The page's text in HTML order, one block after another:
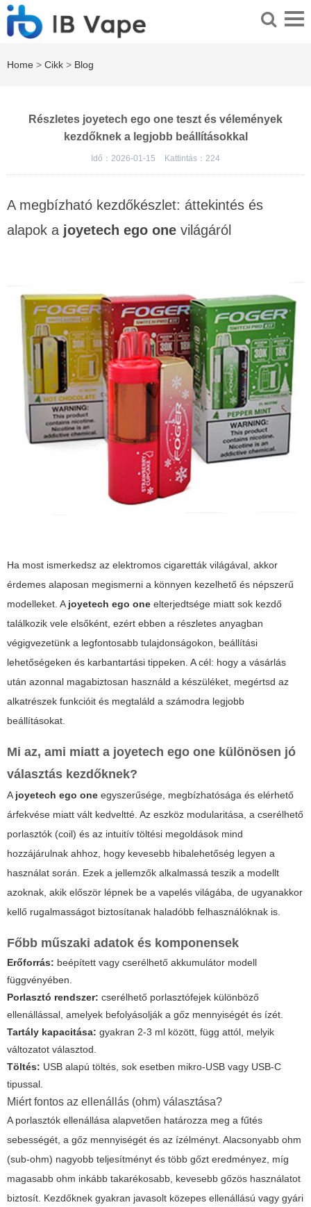
Home > Cikk > Blog
Részletes joyetech ego one teszt és vélemények
kezdőknek a legjobb beállításokkal
Idő：2026-01-15 Kattintás： 224
A megbízható kezdőkészlet: áttekintés és
alapok a joyetech ego one világáról
Ha most ismerkedsz az elektromos cigaretták világával, akkor
érdemes alaposan megismerni a könnyen kezelhető és népszerű
modelleket. Ajoyetech ego one elterjedtsége miatt sok kezdő
találkozik vele elsőként, ezért ebben a részletes anyagban
végigvezetünk a legfontosabb tulajdonságokon, beállítási
lehetőségeken és karbantartási tippeken. A cél: hogy a vásárlás
után azonnal magabiztosan használd a készüléket, megértsd az
alkatrészek funkcióit és megtaláld a számodra legjobb
beállításokat.
Mi az, ami miatt a joyetech ego one különösen jó
választás kezdőknek?
Ajoyetech ego one egyszerűsége, megbízhatósága és elérhető
árfekvése miatt vált kedveltté. Az eszköz modularitása, a cserélhető
porlasztók (coil) és az intuitív töltési megoldások mind
hozzájárulnak ahhoz, hogy kevesebb hibalehetőség legyen a
használat során. Ezek a jellemzők alkalmassá teszik a modellt
azoknak, akik először lépnek be a vapelés világába, de ugyanakkor
kellő rugalmasságot biztosítanak haladóbb felhasználóknak is.
Főbb műszaki adatok és komponensek
Erőforrás: beépített vagy cserélhető akkumulátor modell
függvényében.
Porlasztó rendszer: cserélhető porlasztófejek különböző
ellenállással, amelyek befolyásolják a gőz mennyiségét és ízét.
Tartály kapacitása: gyakran 2-3 ml között, függ attól, melyik
változatot választod.
Töltés: USB alapú töltés, sok esetben mikro-USB vagy USB-C
tipussal.
Miért fontos az ellenállás (ohm) választása?
A porlasztók ellenállása alapvetően határozza meg a fűtés
sebességét, a gőz mennyiségét és az ízélményt. Alacsonyabb ohm
(sub-ohm) nagyobb teljesítményt és több gőzt eredményez, míg
magasabb ohm inkább takarékosabb, kevesebb gőzös használatot
biztosít. Kezdőknek gyakran javasolt közepes ellenállású vagy gyári